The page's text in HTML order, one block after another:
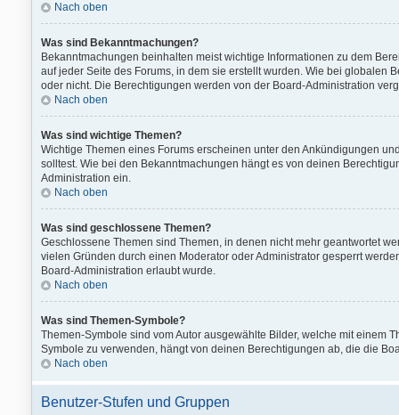
Nach oben
Was sind Bekanntmachungen?
Bekanntmachungen beinhalten meist wichtige Informationen zu dem
auf jeder Seite des Forums, in dem sie erstellt wurden. Wie bei globalen
oder nicht. Die Berechtigungen werden von der Board-Administration
Nach oben
Was sind wichtige Themen?
Wichtige Themen eines Forums erscheinen unter den Ankündigungen
solltest. Wie bei den Bekanntmachungen hängt es von deinen
Administration ein.
Nach oben
Was sind geschlossene Themen?
Geschlossene Themen sind Themen, in denen nicht mehr geantwortet
vielen Gründen durch einen Moderator oder Administrator gesperrt
Board-Administration erlaubt wurde.
Nach oben
Was sind Themen-Symbole?
Themen-Symbole sind vom Autor ausgewählte Bilder, welche mit einem
Symbole zu verwenden, hängt von deinen Berechtigungen ab, die die
Nach oben
Benutzer-Stufen und Gruppen